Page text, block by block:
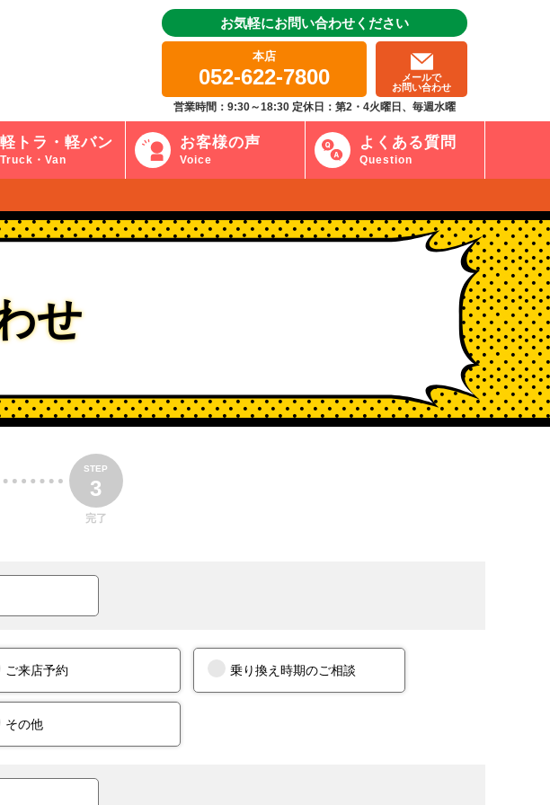
お気軽にお問い合わせください
本店
052-622-7800
メールで
お問い合わせ
営業時間：9:30～18:30 定休日：第2・4火曜日、毎週水曜
軽トラ・軽バン
Truck・Van
お客様の声
Voice
よくある質問
Question
せ
STEP
3
完了
ご来店予約 乗り換え時期のご相談
その他